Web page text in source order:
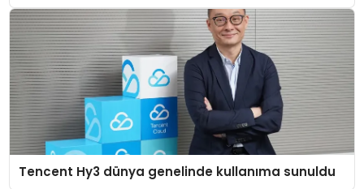
Tencent Hy3 dünya genelinde kullanıma sunuldu